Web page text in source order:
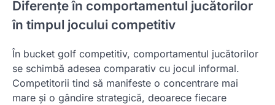
Diferențe în comportamentul jucătorilor
în timpul jocului competitiv
În bucket golf competitiv, comportamentul jucătorilor
se schimbă adesea comparativ cu jocul informal.
Competitorii tind să manifeste o concentrare mai
mare și o gândire strategică, deoarece fiecare